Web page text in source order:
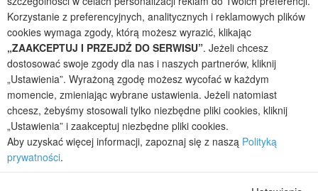
normą ISO 9001), prezentowane na stronie projekty domów mogą
nieznacznie różnić się od dokumentacji technicznej.
Informujemy, iż w celu optymalizacji treści dostępnych w naszym sklepie,
dostosowania ich do Państwa indywidualnych potrzeb korzystamy z
informacji zapisanych za pomocą plików cookies na urządzeniach
końcowych użytkowników. Pliki cookies użytkownik może kontrolować za
pomocą ustawień swojej przeglądarki internetowej. Dalsze korzystanie z
naszego serwisu internetowego, bez zmiany ustawień przeglądarki
internetowej oznacza, iż użytkownik akceptuje stosowanie plików cookies.
Więcej informacji zawartych jest w polityce prywatności.
Polityka prywatności
Reklamacje
Jak zmienić ustawienia cookies
Korzystanie z preferencyjnych, analitycznych i reklamowych plików
cookies wymaga zgody, którą możesz wyrazić, klikając
„ZAAKCEPTUJ I PRZEJDŹ DO SERWISU”. Jeżeli chcesz
dostosować swoje zgody dla nas i naszych partnerów, kliknij
„Ustawienia”. Wyrażoną zgodę możesz wycofać w każdym
momencie, zmieniając wybrane ustawienia. Jeżeli natomiast
chcesz, żebyśmy stosowali tylko niezbędne pliki cookies, kliknij
„Ustawienia” i zaakceptuj niezbędne pliki cookies.
Aby uzyskać więcej informacji, zapoznaj się z naszą Polityką
prywatności.